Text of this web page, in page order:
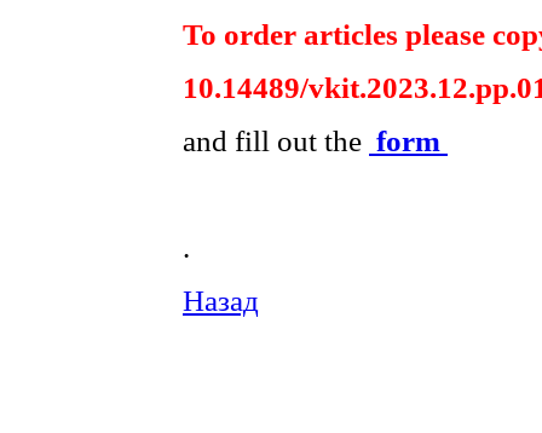
To order articles please
10.14489/
and fill out the form
.
Назад